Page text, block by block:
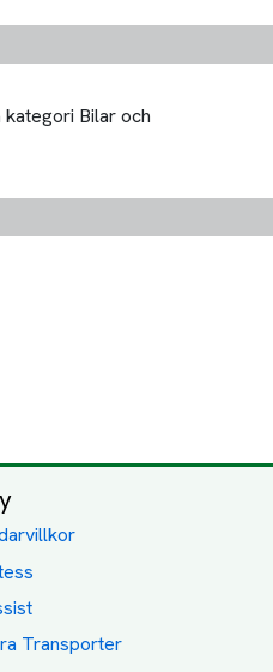
Bilar och
Transporter